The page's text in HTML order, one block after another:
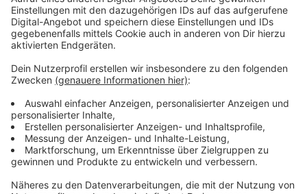
DEG bleibt Tabellenletzter trotz Erfolg
Trotz des Sieges bleibt die DEGTabellenletzter. Der
Erfolg gegen Berlin gibt jedoch Hoffnung und
Motivation für die kommenden Spiele. Am Mittwoch
steht ein weiteres wichtiges Spiel an, wenn die DEG
auswärts in Mannheim antritt. Die Mannschaft wird
alles daran setzen, weitere Punkte im Abstiegskampf